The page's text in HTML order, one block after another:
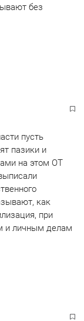
без
пусть
пазики и
на этом ОТ
как
при
и личным делам